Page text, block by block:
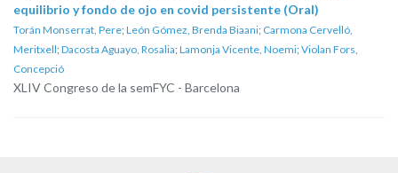
equilibrio y fondo de ojo en covid persistente (Oral)
Torán Monserrat, Pere; León Gómez, Brenda Biaani; Carmona Cervelló,
Meritxell; Dacosta Aguayo, Rosalia; Lamonja Vicente, Noemi; Violan Fors,
Concepció
XLIV Congreso de la semFYC - Barcelona